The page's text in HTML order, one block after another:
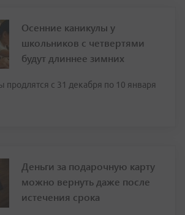
Осенние каникулы у
школьников с четвертями
будут длиннее зимних
продлятся с 31 декабря по 10 января
Деньги за подарочную карту
можно вернуть даже после
истечения срока